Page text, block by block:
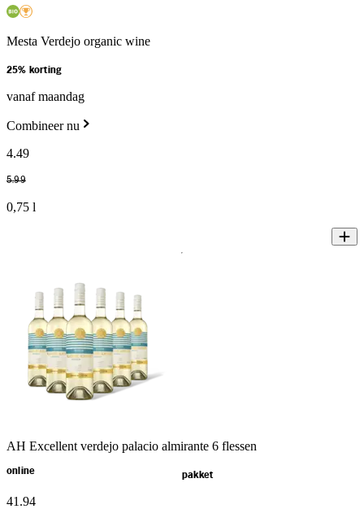
Mesta Verdejo organic wine
25% korting
vanaf maandag
Combineer nu
4.49
5.99
0,75 l
AH Excellent verdejo palacio almirante 6 flessen
online pakket
41 .94